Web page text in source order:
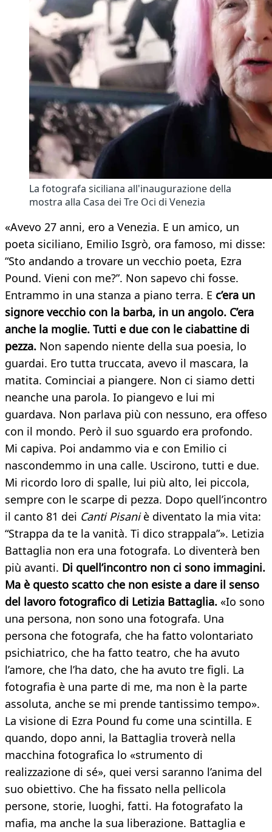
La fotografa siciliana all'inaugurazione della
mostra alla Casa dei Tre Oci di Venezia
«Avevo 27 anni, ero a Venezia. E un amico, un
poeta siciliano, Emilio Isgrò, ora famoso, mi disse:
“Sto andando a trovare un vecchio poeta, Ezra
Pound. Vieni con me?”. Non sapevo chi fosse.
Entrammo in una stanza a piano terra. E c’era un
signore vecchio con la barba, in un angolo. C’era
anche la moglie. Tutti e due con le ciabattine di
pezza. Non sapendo niente della sua poesia, lo
guardai. Ero tutta truccata, avevo il mascara, la
matita. Cominciai a piangere. Non ci siamo detti
neanche una parola. Io piangevo e lui mi
guardava. Non parlava più con nessuno, era offeso
con il mondo. Però il suo sguardo era profondo.
Mi capiva. Poi andammo via e con Emilio ci
nascondemmo in una calle. Uscirono, tutti e due.
Mi ricordo loro di spalle, lui più alto, lei piccola,
sempre con le scarpe di pezza. Dopo quell’incontro
il canto 81 dei Canti Pisaniè diventato la mia vita:
“Strappa da te la vanità. Ti dico strappala”». Letizia
Battaglia non era una fotografa. Lo diventerà ben
più avanti. Di quell’incontro non ci sono immagini.
Ma è questo scatto che non esiste a dare il senso
del lavoro fotografico di Letizia Battaglia. «Io sono
una persona, non sono una fotografa. Una
persona che fotografa, che ha fatto volontariato
psichiatrico, che ha fatto teatro, che ha avuto
l’amore, che l’ha dato, che ha avuto tre figli. La
fotografia è una parte di me, ma non è la parte
assoluta, anche se mi prende tantissimo tempo».
La visione di Ezra Pound fu come una scintilla. E
quando, dopo anni, la Battaglia troverà nella
macchina fotografica lo «strumento di
realizzazione di sé», quei versi saranno l’anima del
suo obiettivo. Che ha fissato nella pellicola
persone, storie, luoghi, fatti. Ha fotografato la
mafia, ma anche la sua liberazione. Battaglia e